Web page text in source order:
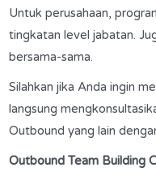
Untuk perusahaan,
tingkatan level jabatan.
bersama-sama.
Silahkan jika Anda ingin
langsung
Outbound yang lain
Outbound Team Building